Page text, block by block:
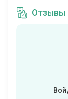
Отзывы